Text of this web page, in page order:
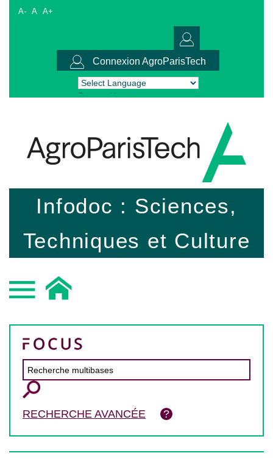
A- A A+
Connexion AgroParisTech
Powered by Translate
Infodoc : Sciences,
Techniques et Culture
RECHERCHE AVANCÉE